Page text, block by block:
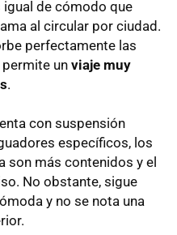
de cómodo que
al circular por ciudad.
perfectamente las
un viaje muy
.
con suspensión
específicos, los
son más contenidos y el
No obstante, sigue
y no se nota una